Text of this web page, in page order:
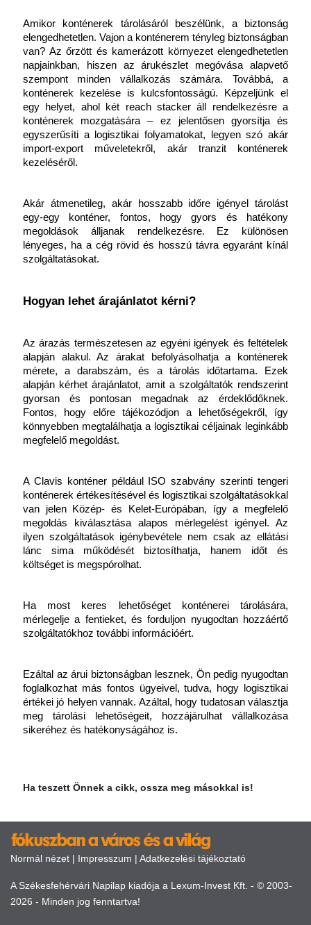
Amikor konténerek tárolásáról beszélünk, a biztonság
elengedhetetlen. Vajon a konténerem tényleg biztonságban
van? Az őrzött és kamerázott környezet elengedhetetlen
napjainkban, hiszen az árukészlet megóvása alapvető
szempont minden vállalkozás számára. Továbbá, a
konténerek kezelése is kulcsfontosságú. Képzeljünk el
egy helyet, ahol két reach stacker áll rendelkezésre a
konténerek mozgatására – ez jelentősen gyorsítja és
egyszerűsíti a logisztikai folyamatokat, legyen szó akár
import-export műveletekről, akár tranzit konténerek
kezeléséről.
Akár átmenetileg, akár hosszabb időre igényel tárolást
egy-egy konténer, fontos, hogy gyors és hatékony
megoldások álljanak rendelkezésre. Ez különösen
lényeges, ha a cég rövid és hosszú távra egyaránt kínál
szolgáltatásokat.
Hogyan lehet árajánlatot kérni?
Az árazás természetesen az egyéni igények és feltételek
alapján alakul. Az árakat befolyásolhatja a konténerek
mérete, a darabszám, és a tárolás időtartama. Ezek
alapján kérhet árajánlatot, amit a szolgáltatók rendszerint
gyorsan és pontosan megadnak az érdeklődőknek.
Fontos, hogy előre tájékozódjon a lehetőségekről, így
könnyebben megtalálhatja a logisztikai céljainak leginkább
megfelelő megoldást.
A Clavis konténer például ISO szabvány szerinti tengeri
konténerek értékesítésével és logisztikai szolgáltatásokkal
van jelen Közép- és Kelet-Európában, így a megfelelő
megoldás kiválasztása alapos mérlegelést igényel. Az
ilyen szolgáltatások igénybevétele nem csak az ellátási
lánc sima működését biztosíthatja, hanem időt és
költséget is megspórolhat.
Ha most keres lehetőséget konténerei tárolására,
mérlegelje a fentieket, és forduljon nyugodtan hozzáértő
szolgáltatókhoz további információért.
Ezáltal az árui biztonságban lesznek, Ön pedig nyugodtan
foglalkozhat más fontos ügyeivel, tudva, hogy logisztikai
értékei jó helyen vannak. Azáltal, hogy tudatosan választja
meg tárolási lehetőségeit, hozzájárulhat vállalkozása
sikeréhez és hatékonyságához is.
Ha teszett Önnek a cikk, ossza meg másokkal is!
Normál nézet | Impresszum | Adatkezelési tájékoztató
A Székesfehérvári Napilap kiadója a Lexum-Invest Kft. - © 2003-
2026 - Minden jog fenntartva!